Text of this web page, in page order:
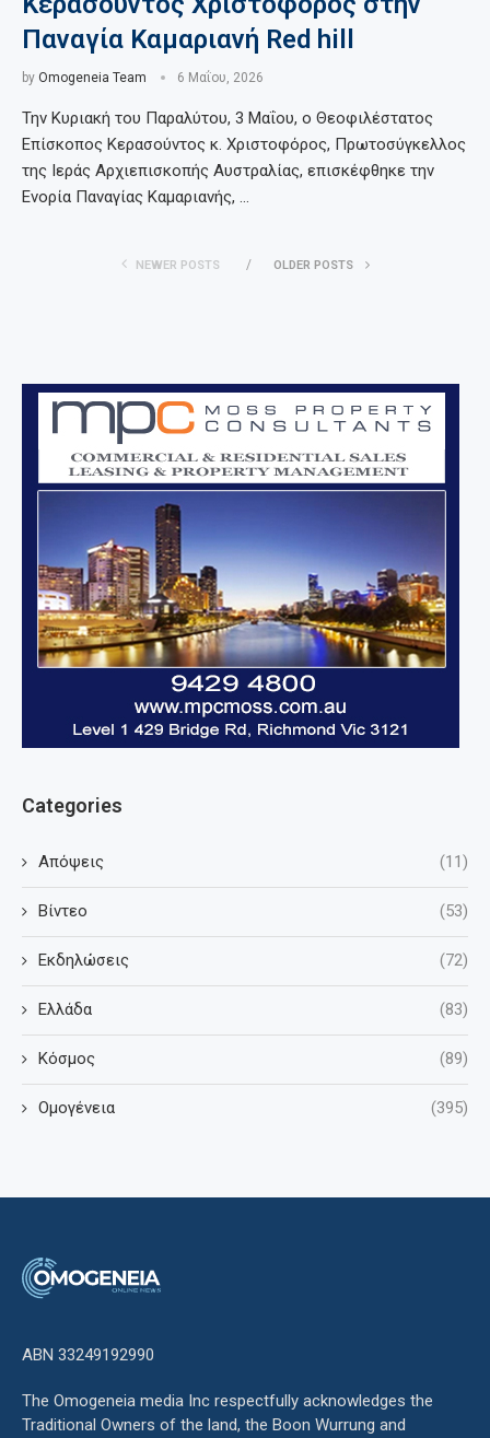
Παναγία Καμαριανή Red hill
by Omogeneia Team 6 Μαΐου, 2026
Την Κυριακή του Παραλύτου, 3 Μαΐου, ο Θεοφιλέστατος
Επίσκοπος Κερασούντος κ. Χριστοφόρος, Πρωτοσύγκελλος
της Ιεράς Αρχιεπισκοπής Αυστραλίας, επισκέφθηκε την
Ενορία Παναγίας Καμαριανής, …
NEWER POSTS OLDER POSTS
Categories
Απόψεις (11)
Βίντεο (53)
Εκδηλώσεις (72)
Ελλάδα (83)
Κόσμος (89)
Ομογένεια (395)
ΑΒΝ 33249192990
The Omogeneia media Inc respectfully acknowledges the
Traditional Owners of the land, the Boon Wurrung and